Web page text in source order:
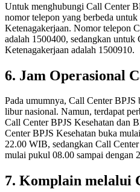
Untuk menghubungi Call Center
nomor telepon yang berbeda
Ketenagakerjaan. Nomor telepon
adalah 1500400, sedangkan untuk
Ketenagakerjaan adalah 1500910.
6. Jam Operasional
Pada umumnya, Call Center BPJS
libur nasional. Namun, terdapat
Call Center BPJS Kesehatan dan
Center BPJS Kesehatan buka
22.00 WIB, sedangkan Call
mulai pukul 08.00 sampai dengan
7. Komplain melalui